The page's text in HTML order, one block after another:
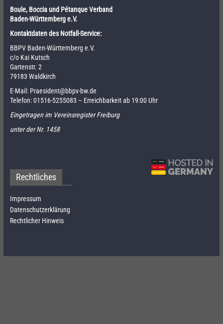
Boule, Boccia und Pétanque Verband
Baden-Württemberg e.V.
Kontaktdaten des Notfall-Service:
BBPV Baden-Württemberg e.V.
c/o Kai Kutsch
Gartenstr. 2
79183 Waldkirch
E-Mail: Praesident@bbpv-bw.de
Telefon:01516-5255083 – Erreichbarkeit ab 19:00 Uhr
Eingetragen im Vereinsregister Freiburg
unter der Nr. 1458
Rechtliches
Impressum
Datenschutzerklärung
Rechtlicher Hinweis